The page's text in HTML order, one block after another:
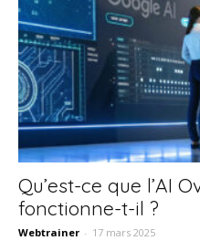
Qu’est-ce que l’AI
fonctionne-t-il ?
Webtrainer - 17 mars 2025